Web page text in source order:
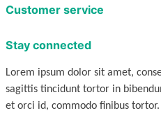
Customer service
Stay connected
Lorem ipsum dolor sit amet,
sagittis tincidunt tortor in
et orci id, commodo finibus tortor.